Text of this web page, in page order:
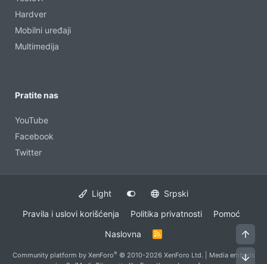
Hardver
Mobilni uređaji
Multimedija
Pratite nas
YouTube
Facebook
Twitter
Light
Srpski
Pravila i uslovi korišćenja
Politika privatnosti
Pomoć
Naslovna
R
S
Community platform by XenForo® © 2010-2026 XenForo Ltd.
Media embedsDno